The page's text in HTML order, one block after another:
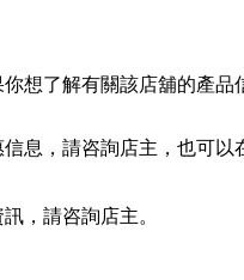
想了解有關該店舖的產品
息，請咨詢店主，也可
，請咨詢店主。